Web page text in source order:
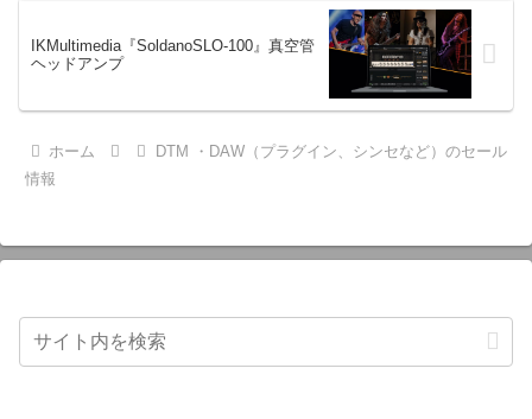
IKMultimedia『SoldanoSLO-100』真空管
ヘッドアンプ
ホーム
DTM ・DAW（プラグイン、シンセなど）のセール
情報